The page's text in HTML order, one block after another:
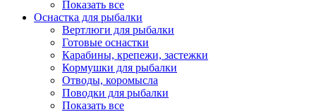
Показать все
Оснастка для рыбалки
Вертлюги для рыбалки
Готовые оснастки
Карабины, крепежи, застежки
Кормушки для рыбалки
Отводы, коромысла
Поводки для рыбалки
Показать все